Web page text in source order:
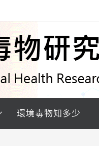
環境毒物知多少